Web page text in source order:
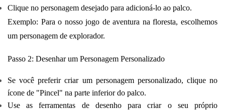
Clique no personagem desejado para adicioná-lo ao palco.
Exemplo: Para o nosso jogo de aventura na floresta, escolhemos
um personagem de explorador.
Passo 2: Desenhar um Personagem Personalizado
Se você preferir criar um personagem personalizado, clique no
ícone de "Pincel" na parte inferior do palco.
Use as ferramentas de desenho para criar o seu próprio